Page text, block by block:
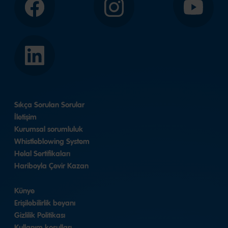
Facebook Instagram YouTube
LinkedIn
Sıkça Sorulan Sorular
İletişim
Kurumsal sorumluluk
Whistleblowing System
Helal Sertifikaları
Hariboyla Çevir Kazan
Künye
Erişilebilirlik beyanı
Gizlilik Politikası